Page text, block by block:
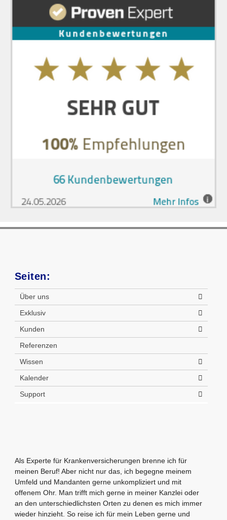
Seiten:
Über uns
Exklusiv
Kunden
Referenzen
Wissen
Kalender
Support
Als Experte für Krankenversicherungen brenne ich für
meinen Beruf! Aber nicht nur das, ich begegne meinem
Umfeld und Mandanten gerne unkompliziert und mit
offenem Ohr. Man trifft mich gerne in meiner Kanzlei oder
an den unterschiedlichsten Orten zu denen es mich immer
wieder hinzieht. So reise ich für mein Leben gerne und